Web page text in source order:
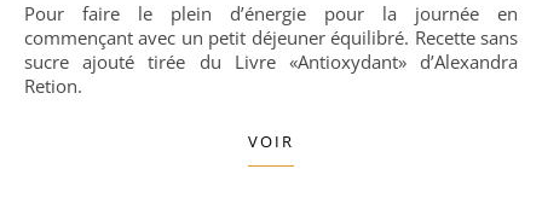
Pour faire le plein d’énergie pour la journée en
commençant avec un petit déjeuner équilibré. Recette sans
sucre ajouté tirée du Livre «Antioxydant» d’Alexandra
Retion.
VOIR